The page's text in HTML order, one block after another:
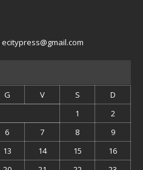
ecitypress@gmail.com
G V S
D
1
2
6 7 8
9
13 14 15
16